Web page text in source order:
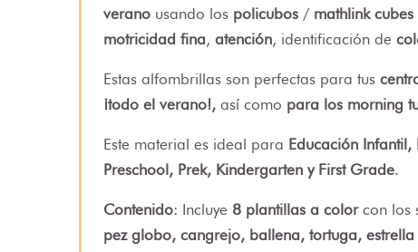
verano usando los policubos / mathlink cubes
motricidad fina, atención, identificación de
Estas alfombrillas son perfectas para tus
¡todo el verano!, así como para los morning
Este material es ideal para Educación
Preschool, Prek, Kindergarten y First Grade.
Contenido: Incluye 8 plantillas a colorcon los
pez globo, cangrejo, ballena, tortuga,